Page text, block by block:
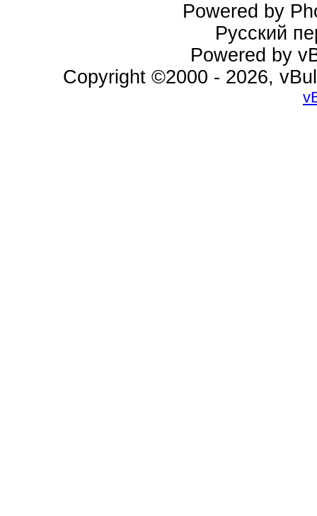
Powered by
Русский
Powered by
Copyright ©2000 - 2026,